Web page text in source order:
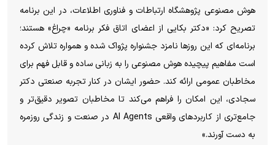
هوش مصنوعی پژوهشگاه ارتباطات و فناوری اطلاعات، در این برنامه
تصریح کرد: «دکتر بکایی از اعضای اتاق فکر برنامه «چراغ» هستند؛
برنامه‌ای که این روز‌ها نامزد جشنواره پژواک شده و همواره تلاش کرده
است مفاهیم پیچیده هوش مصنوعی را به زبانی ساده و قابل فهم برای
مخاطبان عمومی ارائه کند. حضور ایشان در کنار تجربه صنعتی دکتر
سجادی، این امکان را فراهم می‌کند تا مخاطبان تصویر دقیق‌تر و
جامع‌تری از کاربرد‌های واقعی AI Agents در صنعت و زندگی روزمره
به دست آورند.»